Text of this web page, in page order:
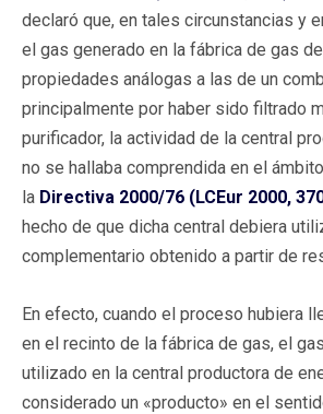
declaró que, en tales circunstancias y
el gas generado en la fábrica de gas
propiedades análogas a las de un
principalmente por haber sido filtrado
purificador, la actividad de la central
no se hallaba comprendida en el
la Directiva 2000/76 (LCEur 2000,
hecho de que dicha central debiera
complementario obtenido a partir de
En efecto, cuando el proceso hubiera
en el recinto de la fábrica de gas, el
utilizado en la central productora de
considerado un «producto» en el